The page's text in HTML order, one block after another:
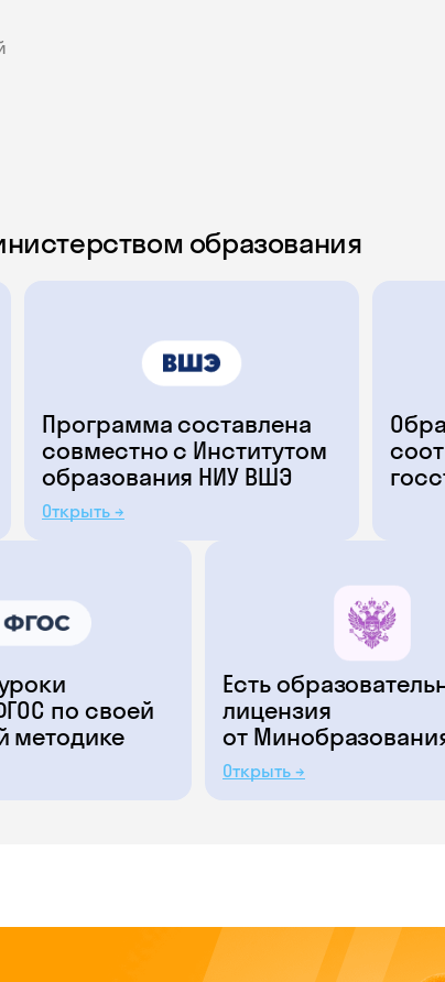
образования
Программа составлена
совместно с Институтом
образования НИУ ВШЭ
Открыть →
по своей
методике
Есть
лицензия
от
Открыть →